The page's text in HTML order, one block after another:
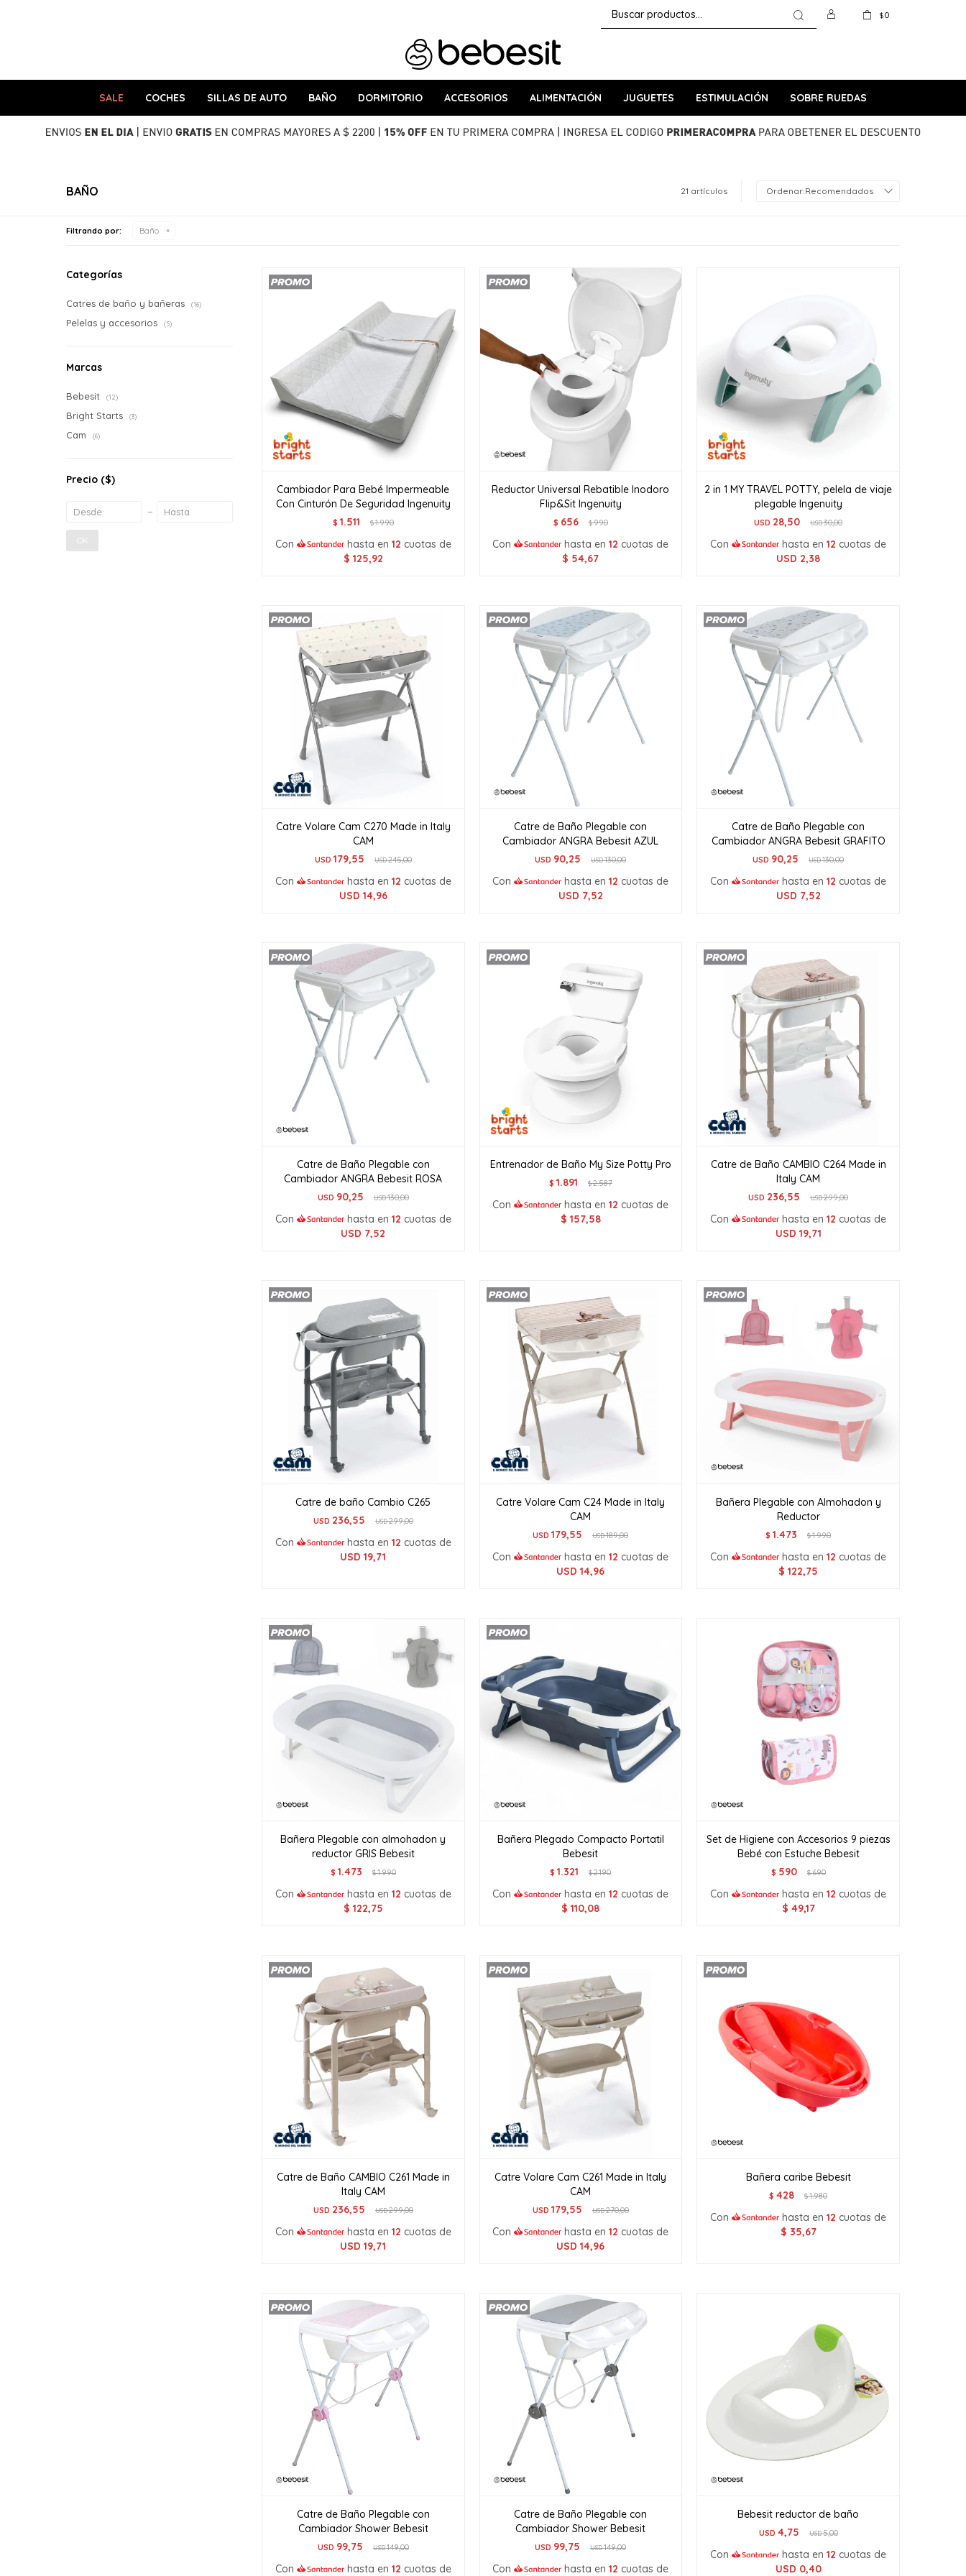
SALE COCHES SILLAS DE AUTO BAÑO DORMITORIO ACCESORIOS ALIMENTACIÓN JUGUETES ESTIMULACIÓN SOBRE RUEDAS
$0
BAÑO 21 artículos Recomendados
Filtrando por: Baño
Cambiador Para Bebé Impermeable
Con Cinturón De Seguridad Ingenuity
$ 1.511 $1.990
Con hasta en 12 cuotas de
$ 125,92
Reductor Universal Rebatible Inodoro
Flip&Sit Ingenuity
$ 656 $990
Con hasta en12 cuotas de
$ 54,67
2 in 1 MY TRAVEL POTTY, pelela de viaje
plegable Ingenuity
USD 28,50 USD30,00
Con hasta en12 cuotas de
USD 2,38
Catre Volare Cam C270 Made in Italy
CAM
USD 179,55 USD245,00
Con hasta en 12 cuotas de
USD 14,96
Catre de Baño Plegable con
Cambiador ANGRA Bebesit AZUL
USD 90,25 USD130,00
Con hasta en12 cuotas de
USD 7,52
Catre de Baño Plegable con
Cambiador ANGRA Bebesit GRAFITO
USD 90,25 USD130,00
Con hasta en12 cuotas de
USD 7,52
Catre de Baño Plegable con
Cambiador ANGRA Bebesit ROSA
USD 90,25 USD130,00
Con hasta en 12 cuotas de
USD 7,52
Entrenador de Baño My Size Potty Pro
$ 1.891 $2.587
Con hasta en12 cuotas de
$ 157,58
Catre de Baño CAMBIO C264 Made in
Italy CAM
USD 236,55 USD299,00
Con hasta en12 cuotas de
USD 19,71
Catre de baño Cambio C265
USD 236,55 USD299,00
Con hasta en 12 cuotas de
USD 19,71
Catre Volare Cam C24 Made in Italy
CAM
USD 179,55 USD189,00
Con hasta en12 cuotas de
USD 14,96
Bañera Plegable con Almohadon y
Reductor
$ 1.473 $1.990
Con hasta en12 cuotas de
$ 122,75
Bañera Plegable con almohadon y
reductor GRIS Bebesit
$ 1.473 $1.990
Con hasta en 12 cuotas de
$ 122,75
Bañera Plegado Compacto Portatil
Bebesit
$ 1.321 $2.190
Con hasta en12 cuotas de
$ 110,08
Set de Higiene con Accesorios 9 piezas
Bebé con Estuche Bebesit
$ 590 $690
Con hasta en12 cuotas de
$ 49,17
Catre de Baño CAMBIO C261 Made in
Italy CAM
USD 236,55 USD299,00
Con hasta en 12 cuotas de
USD 19,71
Catre Volare Cam C261 Made in Italy
CAM
USD 179,55 USD270,00
Con hasta en12 cuotas de
USD 14,96
Bañera caribe Bebesit
$ 428 $1.980
Con hasta en12 cuotas de
$ 35,67
Catre de Baño Plegable con
Cambiador Shower Bebesit
USD 99,75 USD149,00
Con hasta en 12 cuotas de
Catre de Baño Plegable con
Cambiador Shower Bebesit
USD 99,75 USD149,00
Con hasta en12 cuotas de
Bebesit reductor de baño
USD 4,75 USD5,00
Con hasta en12 cuotas de
USD 0,40
Categorías
Catres de baño y bañeras (16)
Pelelas y accesorios (5)
Marcas
Bebesit (12)
Bright Starts (3)
Cam (6)
Precio ($)
OK